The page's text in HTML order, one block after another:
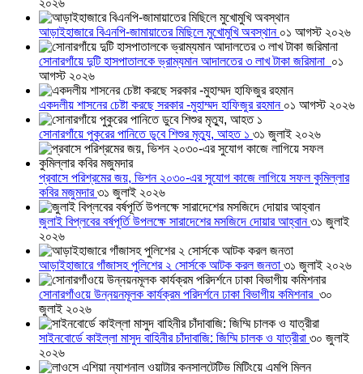
২০২৬
আড়াইহাজারে বিএনপি-জামায়াতের মিছিলে মুখোমুখি অবস্থান ০১ আগস্ট ২০২৬
সোনারগাঁয়ে দুটি হাসপাতালকে ভ্রাম্যমান আদালতের ৩ লাখ টাকা জরিমানা ০১
আগস্ট ২০২৬
একদলীয় শাসনের চেষ্টা করছে সরকার -মুহাম্মদ হাফিজুর রহমান ০১ আগস্ট ২০২৬
সোনারগাঁয়ে পুকুরের পানিতে ডুবে শিশুর মৃত্যু, আহত ১ ৩১ জুলাই ২০২৬
প্রবাসে পরিশ্রমের জয়, ভিশন ২০৩০-এর সুযোগ কাজে লাগিয়ে সফল কুমিল্লার
কবির মজুমদার৩১ জুলাই ২০২৬
জুলাই বিপ্লবের বর্ষপূর্তি উপলক্ষে সারাদেশের মসজিদে দোয়ার আহ্বান৩১ জুলাই
২০২৬
আড়াইহাজারে গাঁজাসহ পুলিশের ২ সোর্সকে আটক করল জনতা ৩১ জুলাই ২০২৬
সোনারগাঁওয়ে উন্নয়নমূলক কার্যক্রম পরিদর্শনে ঢাকা বিভাগীয় কমিশনার ৩০
জুলাই ২০২৬
সাইনবোর্ডে কাইল্লা মাসুদ বাহিনীর চাঁদাবাজি: জিম্মি চালক ও যাত্রীরা ৩০ জুলাই
২০২৬